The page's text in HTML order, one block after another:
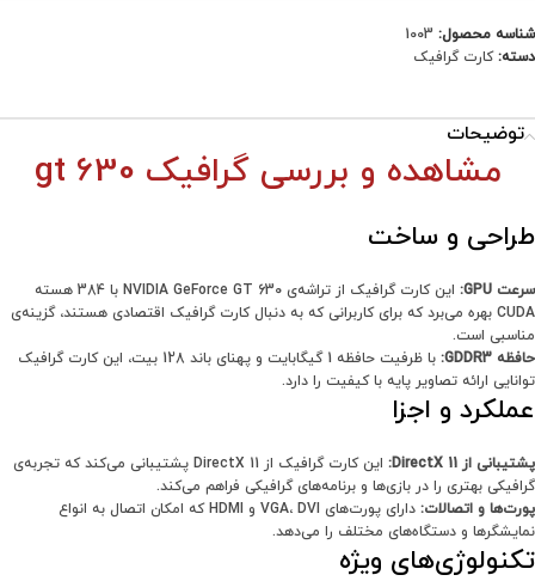
شناسه محصول: 1003
دسته: کارت گرافیک
توضیحات
مشاهده و بررسی گرافیک gt 630
طراحی و ساخت
سرعت GPU:
این کارت گرافیک از تراشه‌ی NVIDIA GeForce GT 630 با 384 هسته
CUDA بهره می‌برد که برای کاربرانی که به دنبال کارت گرافیک اقتصادی هستند، گزینه‌ی
مناسبی است.
حافظه GDDR3:
با ظرفیت حافظه 1 گیگابایت و پهنای باند 128 بیت، این کارت گرافیک
توانایی ارائه تصاویر پایه با کیفیت را دارد.
عملکرد و اجزا
پشتیبانی از DirectX 11:
این کارت گرافیک از DirectX 11 پشتیبانی می‌کند که تجربه‌ی
گرافیکی بهتری را در بازی‌ها و برنامه‌های گرافیکی فراهم می‌کند.
پورت‌ها و اتصالات:
دارای پورت‌های VGA، DVI و HDMI که امکان اتصال به انواع
نمایشگرها و دستگاه‌های مختلف را می‌دهد.
تکنولوژی‌های ویژه